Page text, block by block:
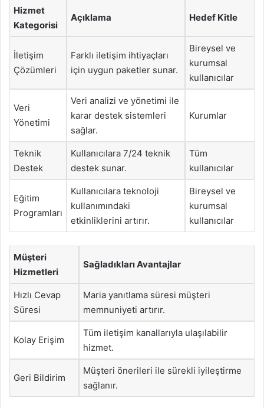
Hizmet
Kategorisi
Açıklama Hedef Kitle
İletişim
Çözümleri
Farklı iletişim ihtiyaçları
için uygun paketler sunar.
Bireysel ve
kurumsal
kullanıcılar
Veri
Yönetimi
Veri analizi ve yönetimi ile
karar destek sistemleri
sağlar.
Kurumlar
Teknik
Destek
Kullanıcılara 7/24 teknik
destek sunar.
Tüm
kullanıcılar
Eğitim
Programları
Kullanıcılara teknoloji
kullanımındaki
etkinliklerini artırır.
Bireysel ve
kurumsal
kullanıcılar
Müşteri
Hizmetleri
Sağladıkları Avantajlar
Hızlı Cevap
Süresi
Maria yanıtlama süresi müşteri
memnuniyeti artırır.
Kolay Erişim
Tüm iletişim kanallarıyla ulaşılabilir
hizmet.
Geri Bildirim
Müşteri önerileri ile sürekli iyileştirme
sağlanır.